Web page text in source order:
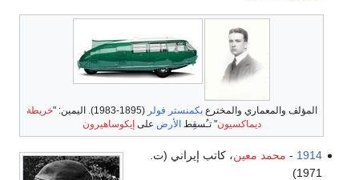
المؤلف والمعماري والمخترعبكمنستر فولر (1895-1983). اليمين: "
خريطة
ديماكسيون" تـُسقِط الأرض على إيكوساهيرون
1914
- محمد معين، كاتب إيراني (ت.
1971)